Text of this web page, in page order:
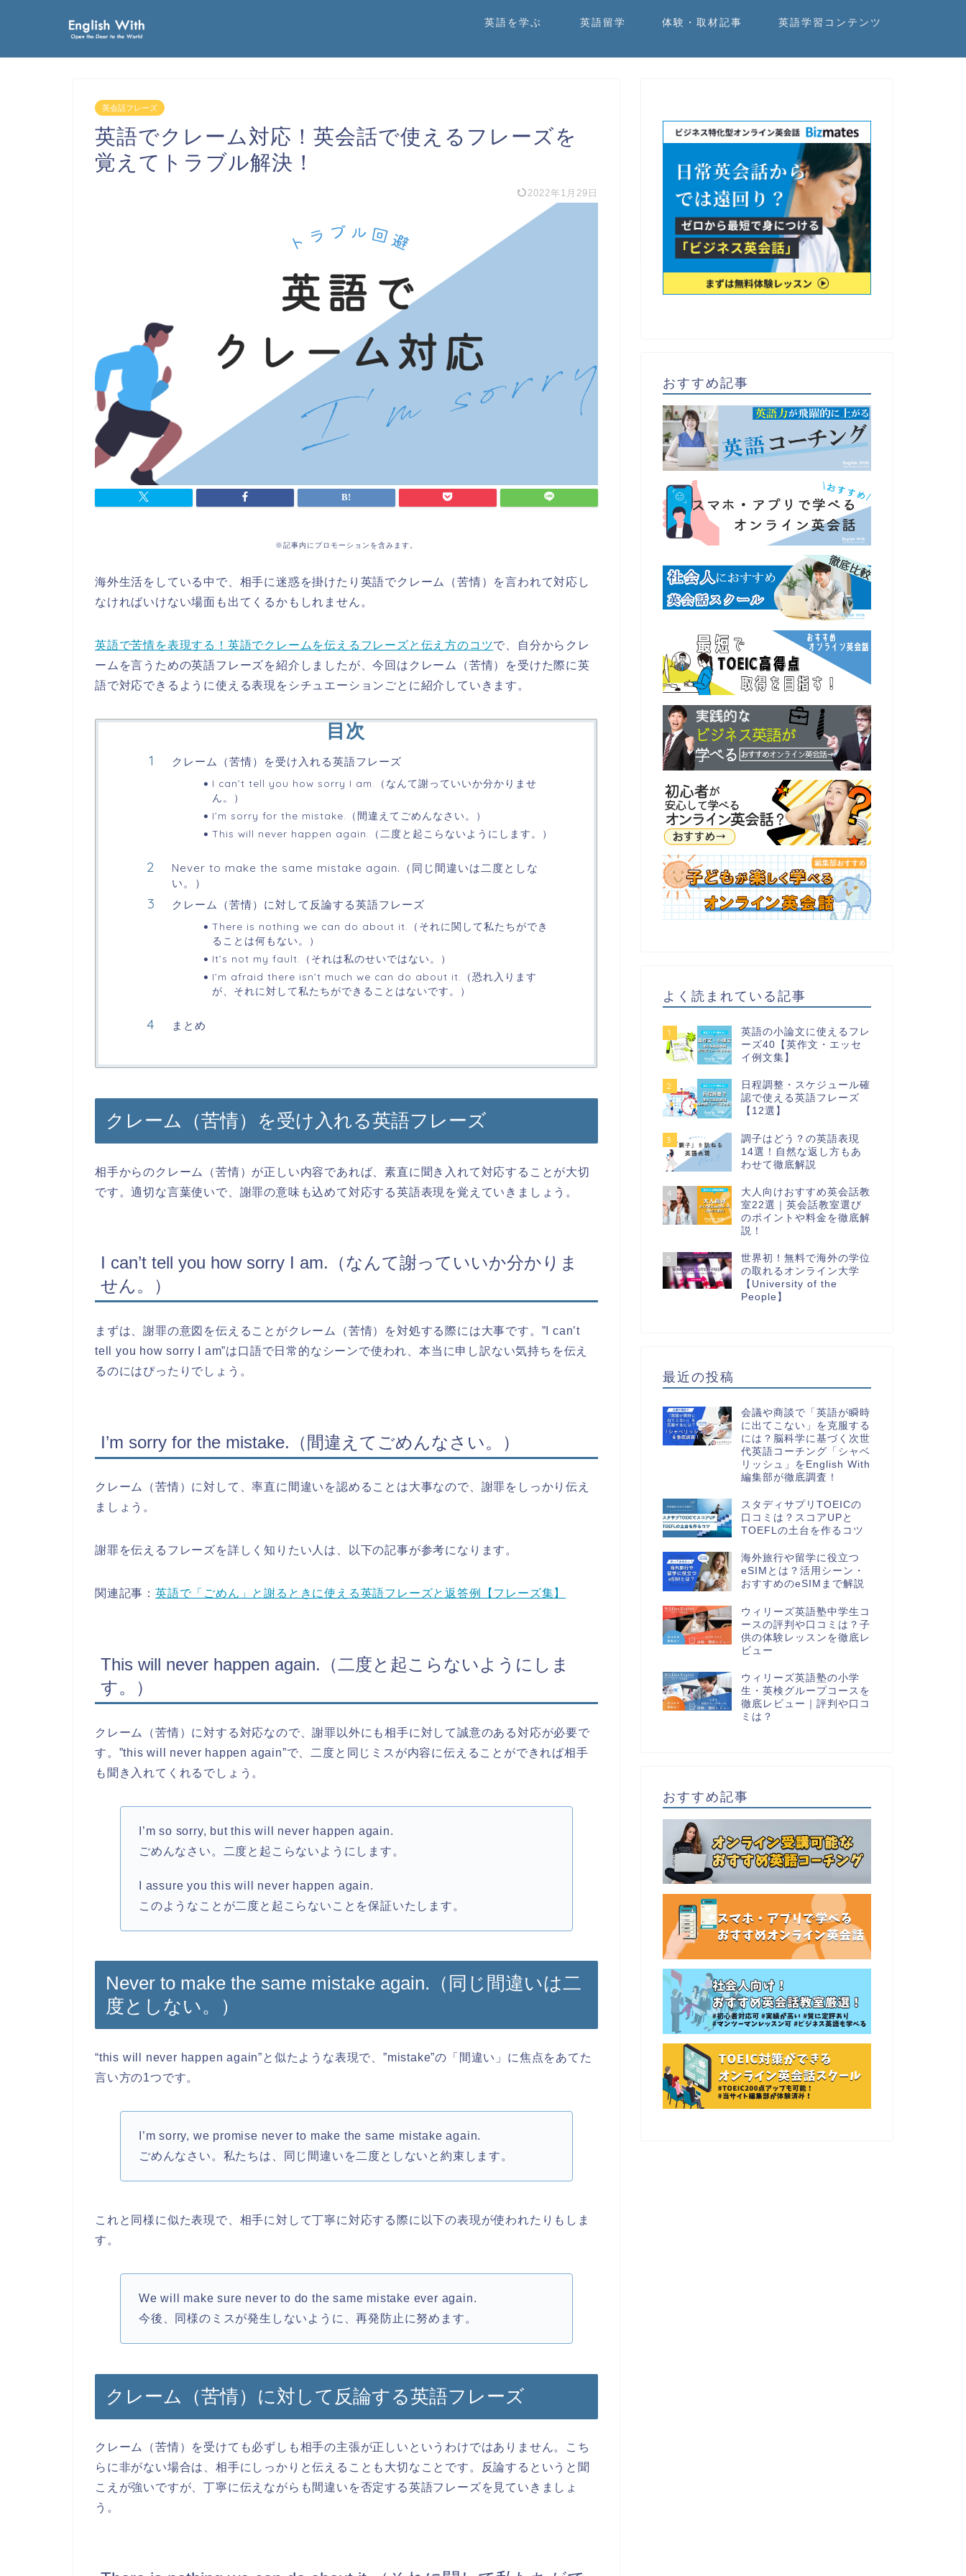
英語を学ぶ 英語留学 体験・取材記事 英語学習コンテンツ
英会話フレーズ
英語でクレーム対応！英会話で使えるフレーズを
覚えてトラブル解決！
2022年1月29日
※記事内にプロモーションを含みます。
海外生活をしている中で、相手に迷惑を掛けたり英語でクレーム（苦情）を言われて対応し
なければいけない場面も出てくるかもしれません。
英語で苦情を表現する！英語でクレームを伝えるフレーズと伝え方のコツで、自分からクレ
ームを言うための英語フレーズを紹介しましたが、今回はクレーム（苦情）を受けた際に英
語で対応できるように使える表現をシチュエーションごとに紹介していきます。
目次
クレーム（苦情）を受け入れる英語フレーズ
I can’t tell you how sorry I am.（なんて謝っていいか分かりませ
ん。）
I’m sorry for the mistake.（間違えてごめんなさい。）
This will never happen again.（二度と起こらないようにします。）
Never to make the same mistake again.（同じ間違いは二度としな
い。）
クレーム（苦情）に対して反論する英語フレーズ
There is nothing we can do about it.（それに関して私たちができ
ることは何もない。）
It’s not my fault.（それは私のせいではない。）
I’m afraid there isn’t much we can do about it.（恐れ入ります
が、それに対して私たちができることはないです。）
まとめ
クレーム（苦情）を受け入れる英語フレーズ
相手からのクレーム（苦情）が正しい内容であれば、素直に聞き入れて対応することが大切
です。適切な言葉使いで、謝罪の意味も込めて対応する英語表現を覚えていきましょう。
I can’t tell you how sorry I am.（なんて謝っていいか分かりま
せん。）
まずは、謝罪の意図を伝えることがクレーム（苦情）を対処する際には大事です。”I can’t
tell you how sorry I am”は口語で日常的なシーンで使われ、本当に申し訳ない気持ちを伝え
るのにはぴったりでしょう。
I’m sorry for the mistake.（間違えてごめんなさい。）
クレーム（苦情）に対して、率直に間違いを認めることは大事なので、謝罪をしっかり伝え
ましょう。
謝罪を伝えるフレーズを詳しく知りたい人は、以下の記事が参考になります。
関連記事： 英語で「ごめん」と謝るときに使える英語フレーズと返答例【フレーズ集】
This will never happen again.（二度と起こらないようにしま
す。）
クレーム（苦情）に対する対応なので、謝罪以外にも相手に対して誠意のある対応が必要で
す。”this will never happen again”で、二度と同じミスが内容に伝えることができれば相手
も聞き入れてくれるでしょう。
I’m so sorry, but this will never happen again.
ごめんなさい。二度と起こらないようにします。
I assure you this will never happen again.
このようなことが二度と起こらないことを保証いたします。
Never to make the same mistake again.（同じ間違いは二
度としない。）
“this will never happen again”と似たような表現で、”mistake”の「間違い」に焦点をあてた
言い方の1つです。
I’m sorry, we promise never to make the same mistake again.
ごめんなさい。私たちは、同じ間違いを二度としないと約束します。
これと同様に似た表現で、相手に対して丁寧に対応する際に以下の表現が使われたりもしま
す。
We will make sure never to do the same mistake ever again.
今後、同様のミスが発生しないように、再発防止に努めます。
クレーム（苦情）に対して反論する英語フレーズ
クレーム（苦情）を受けても必ずしも相手の主張が正しいというわけではありません。こち
らに非がない場合は、相手にしっかりと伝えることも大切なことです。反論するというと聞
こえが強いですが、丁寧に伝えながらも間違いを否定する英語フレーズを見ていきましょ
う。
おすすめ記事
よく読まれている記事
1
英語の小論文に使えるフレ
ーズ40【英作文・エッセ
イ例文集】
2
日程調整・スケジュール確
認で使える英語フレーズ
【12選】
3
調子はどう？の英語表現
14選！自然な返し方もあ
わせて徹底解説
4
大人向けおすすめ英会話教
室22選｜英会話教室選び
のポイントや料金を徹底解
説！
5
世界初！無料で海外の学位
の取れるオンライン大学
【University of the
People】
最近の投稿
会議や商談で「英語が瞬時
に出てこない」を克服する
には？脳科学に基づく次世
代英語コーチング「シャベ
リッシュ」をEnglish With
編集部が徹底調査！
スタディサプリTOEICの
口コミは？スコアUPと
TOEFLの土台を作るコツ
海外旅行や留学に役立つ
eSIMとは？活用シーン・
おすすめのeSIMまで解説
ウィリーズ英語塾中学生コ
ースの評判や口コミは？子
供の体験レッスンを徹底レ
ビュー
ウィリーズ英語塾の小学
生・英検グループコースを
徹底レビュー｜評判や口コ
ミは？
おすすめ記事